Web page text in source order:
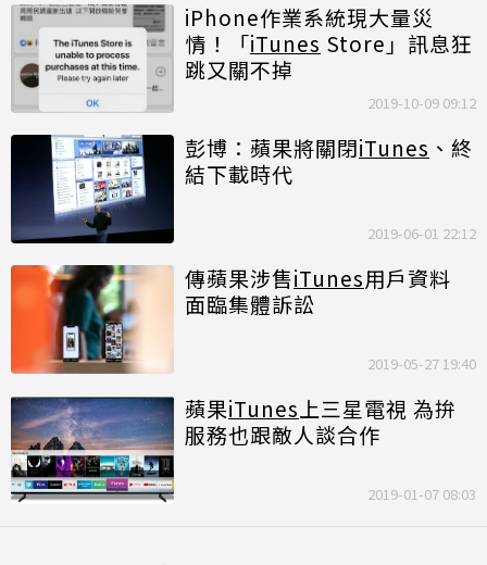
iPhone作業系統現大量災
情！「iTunes Store」訊息狂
跳又關不掉
2019-10-09 09:12
彭博：蘋果將關閉iTunes 、終
結下載時代
2019-06-01 22:12
傳蘋果涉售iTunes用戶資料
面臨集體訴訟
2019-05-27 19:40
蘋果iTunes 上三星電視 為拚
服務也跟敵人談合作
2019-01-07 08:03